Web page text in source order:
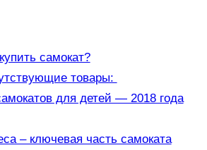
самокат?
товары:
для детей — 2018 года
– ключевая часть самоката